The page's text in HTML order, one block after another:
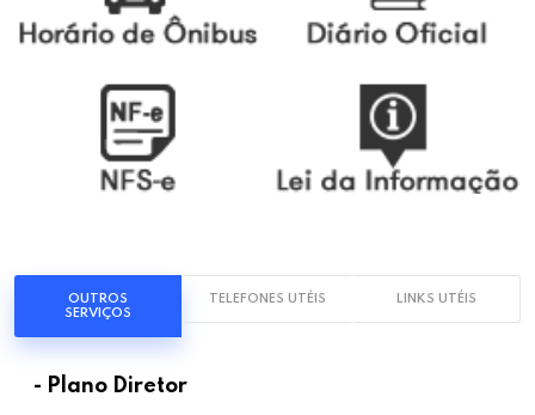
OUTROS
SERVIÇOS
TELEFONES UTÉIS LINKS UTÉIS
- Plano Diretor